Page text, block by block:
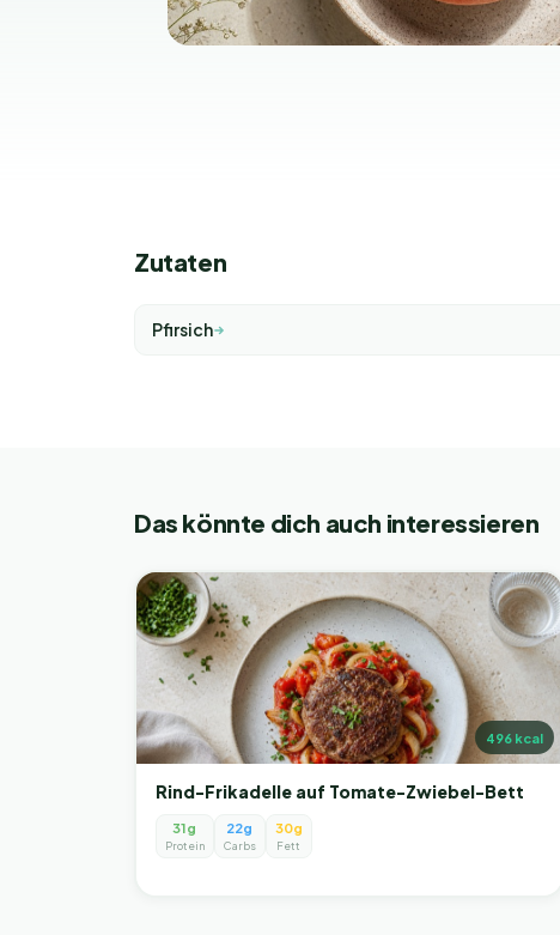
Zutaten
Pfirsich
Das könnte dich auch interessieren
496kcal
Rind-Frikadelle auf Tomate-Zwiebel-Bett
31g
Protein
22g
Carbs
30g
Fett